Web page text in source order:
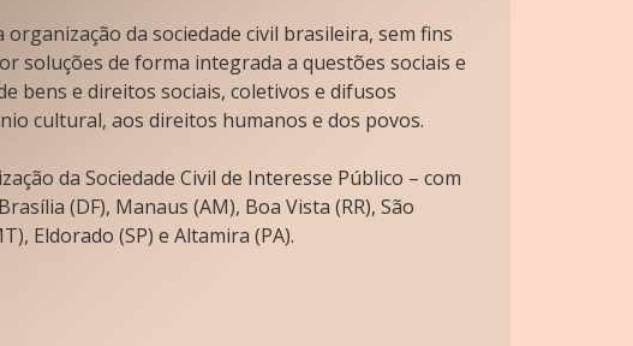
organização da sociedade civil brasileira, sem fins
soluções de forma integrada a questões sociais e
bens e direitos sociais, coletivos e difusos
cultural, aos direitos humanos e dos povos.
da Sociedade Civil de Interesse Público – com
(DF), Manaus (AM), Boa Vista (RR), São
Eldorado (SP) e Altamira (PA).